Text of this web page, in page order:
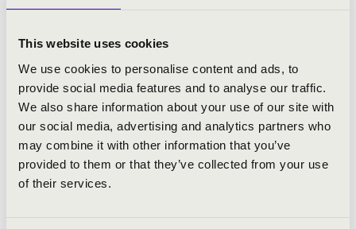
This website uses cookies
We use cookies to personalise content and ads, to
provide social media features and to analyse our traffic.
We also share information about your use of our site with
our social media, advertising and analytics partners who
may combine it with other information that you’ve
provided to them or that they’ve collected from your use
of their services.
díjasa. Még zeneakadémistaként részt vett a
1987 és 2010 között a Keller Vonósnégyes
tagjaként Európa és Amerika legnagyobb
koncerttermeiben lépett fel. 1995-ben a
kvartettel Liszt-díjat kapott, és számos
hanglemezfelvételük (Erato, ECM) nyert
jelentős nemzetközi díjakat (Midem
Classical Award, Diapason d’Or). 2002-ben
jelent meg az ECM-nél Keller Andrással